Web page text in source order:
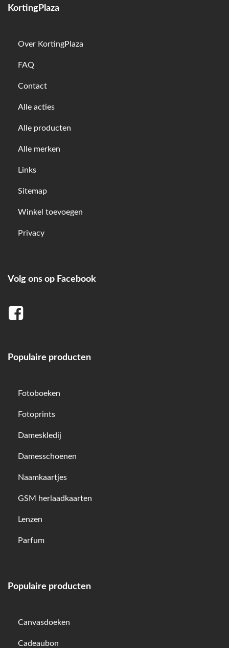
KortingPlaza
Over KortingPlaza
FAQ
Contact
Alle acties
Alle producten
Alle merken
Links
Sitemap
Winkel toevoegen
Privacy
Volg ons op Facebook
Populaire producten
Fotoboeken
Fotoprints
Dameskledij
Damesschoenen
Naamkaartjes
GSM herlaadkaarten
Lenzen
Parfum
Populaire producten
Canvasdoeken
Cadeaubon